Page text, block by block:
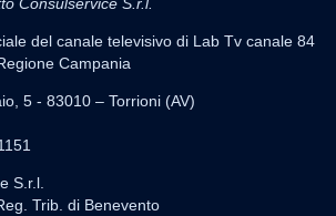
del canale televisivo di Lab Tv canale 84
Campania
5 - 83010 – Torrioni (AV)
S.r.l.
Trib. di Benevento